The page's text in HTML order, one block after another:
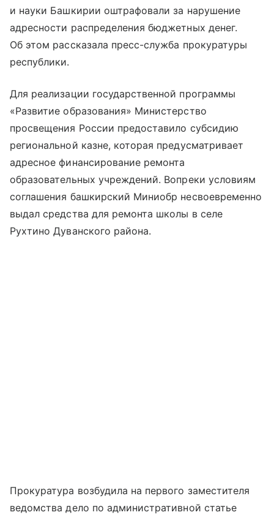
и науки Башкирии оштрафовали за нарушение
адресности распределения бюджетных денег.
Об этом рассказала пресс-служба прокуратуры
республики.
Для реализации государственной программы
«Развитие образования» Министерство
просвещения России предоставило субсидию
региональной казне, которая предусматривает
адресное финансирование ремонта
образовательных учреждений. Вопреки условиям
соглашения башкирский Миниобр несвоевременно
выдал средства для ремонта школы в селе
Рухтино Дуванского района.
Прокуратура возбудила на первого заместителя
ведомства дело по административной статье